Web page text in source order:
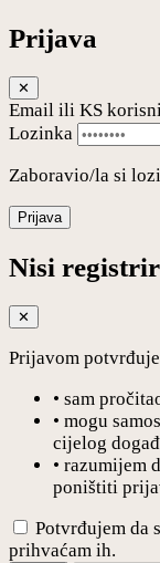
Prijava
✕
Email ili KS
Lozinka
Zaboravio/la si
Prijava
Nisi
✕
Prijavom
• sam
• mogu
cijelog
• razumijem
poništiti
Potvrđujem da
prihvaćam ih.